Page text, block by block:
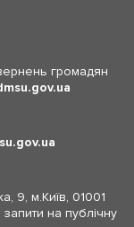
громадян
9, м.Київ, 01001
на публічну